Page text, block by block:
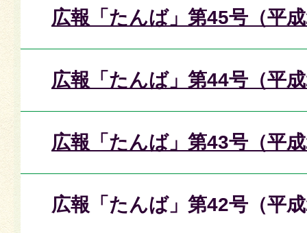
広報「たんば」第45号（平
広報「たんば」第44号（平
広報「たんば」第43号（平
広報「たんば」第42号（平